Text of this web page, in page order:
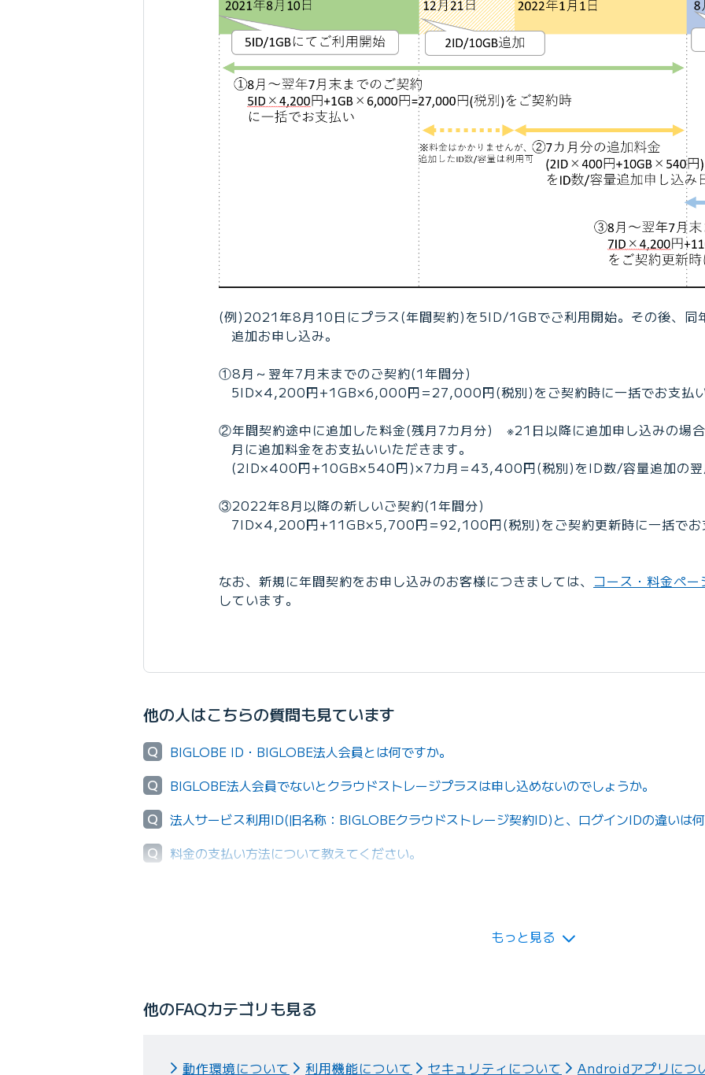
(例)2021年8月10日にプラス(年間契約)を5ID/1GBでご利用開始。その後、
追加お申し込み。
①8月～翌年7月末までのご契約(1年間分)
5ID×4,200円+1GB×6,000円=27,000円(税別)をご契約時に一括でお支払
②年間契約途中に追加した料金(残月7カ月分) ※21日以降に追加申し込みの場合
月に追加料金をお支払いいただきます。
(2ID×400円+10GB×540円)×7カ月=43,400円(税別)をID数/容量追加の翌
③2022年8月以降の新しいご契約(1年間分)
7ID×4,200円+11GB×5,700円=92,100円(税別)をご契約更新時に一括でお
なお、新規に年間契約をお申し込みのお客様につきましては、 コース・料金ペー
しています。
他の人はこちらの質問も見ています
Q
BIGLOBE ID・BIGLOBE法人会員とは何ですか。
Q
BIGLOBE法人会員でないとクラウドストレージプラスは申し込めないのでしょうか。
Q
法人サービス利用ID(旧名称：BIGLOBEクラウドストレージ契約ID)と、ログインIDの違いは何
Q
料金の支払い方法について教えてください。
もっと見る
他のFAQカテゴリも見る
動作環境について 利用機能について セキュリティについて Androidアプリにつ